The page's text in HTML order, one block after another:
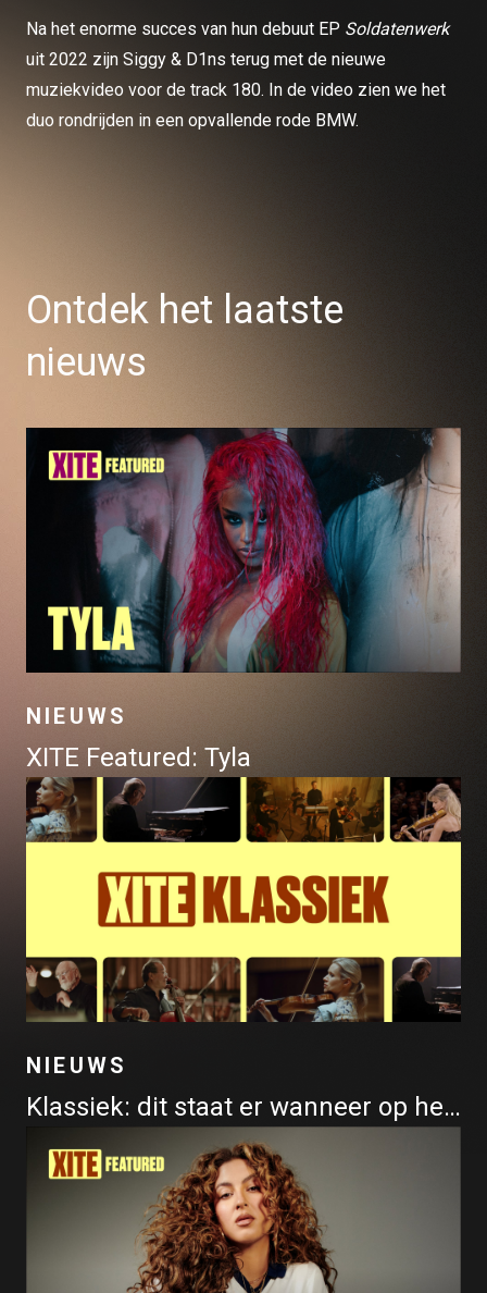
Na het enorme succes van hun debuut EP Soldatenwerk
uit 2022 zijn Siggy & D1ns terug met de nieuwe
muziekvideo voor de track 180. In de video zien we het
duo rondrijden in een opvallende rode BMW.
Ontdek het laatste
nieuws
NIEUWS
XITE Featured: Tyla
NIEUWS
Klassiek: dit staat er wanneer op het programma